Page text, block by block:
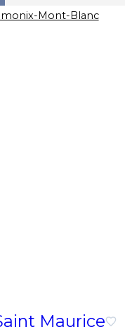
Mont-Blanc
Maurice